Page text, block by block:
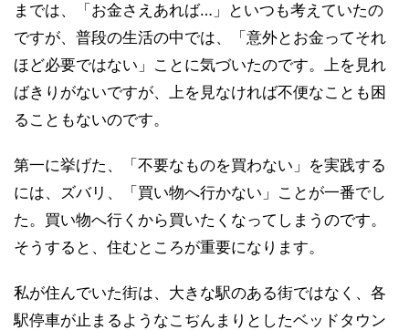
までは、「お金さえあれば…」といつも考えていたの
ですが、普段の生活の中では、「意外とお金ってそれ
ほど必要ではない」ことに気づいたのです。上を見れ
ばきりがないですが、上を見なければ不便なことも困
ることもないのです。
第一に挙げた、「不要なものを買わない」を実践する
には、ズバリ、「買い物へ行かない」ことが一番でし
た。買い物へ行くから買いたくなってしまうのです。
そうすると、住むところが重要になります。
私が住んでいた街は、大きな駅のある街ではなく、各
駅停車が止まるようなこぢんまりとしたベッドタウン